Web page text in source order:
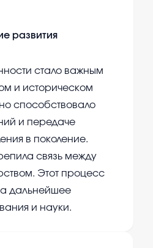
развития
стало важным
и историческом
способствовало
и передаче
в поколение.
связь между
Этот процесс
дальнейшее
и науки.